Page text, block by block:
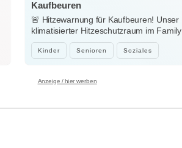
Kinder Senioren Soziales
Kaufbeuren
🚨 Hitzewarnung für Kaufbeuren! Unser
klimatisierter Hitzeschutzraum im Family
Center…
Anzeige / hier werben